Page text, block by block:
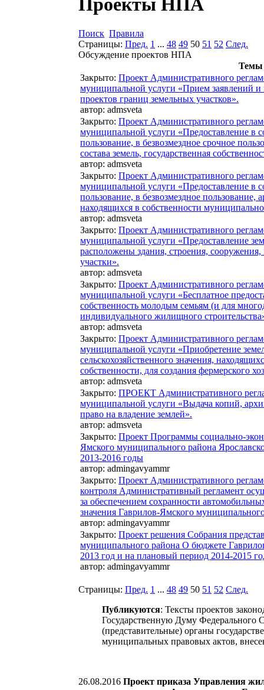
Проекты НПА
Поиск Правила
Страницы: Пред. 1 ... 48 49 50 51 52 След.
Обсуждение проектов НПА
Темы
Закрыто: Проект Административного
муниципальной услуги «Прием заявлений и
проектов границ земельных участков».
автор: admsveta
Закрыто: Проект Административного
муниципальной услуги «Предоставление в
пользование, в безвозмездное срочное
состава земель, государственная
автор: admsveta
Закрыто: Проект Административного
муниципальной услуги «Предоставление в
пользование, в безвозмездное пользование,
находящихся в собственности
автор: admsveta
Закрыто: Проект Административного
муниципальной услуги «Предоставление
расположены здания, строения,
участки».
автор: admsveta
Закрыто: Проект Административного
муниципальной услуги «Бесплатное
собственность молодым семьям (и для
индивидуального жилищного
автор: admsveta
Закрыто: Проект Административного
муниципальной услуги «Приобретение
сельскохозяйственного значения,
собственности, для создания фермерского
автор: admsveta
Закрыто: ПРОЕКТ Административного
муниципальной услуги «Выдача копий,
право на владение землей».
автор: admsveta
Закрыто: Проект Программы социально-
Ямского муниципального района
2013-2016 годы
автор: admingavyammr
Закрыто: Проект Административного
контроля Административный регламент
за обеспечением сохранности
значения Гаврилов-Ямского
автор: admingavyammr
Закрыто: Проект решения Собрания
муниципального района О бюджете
2013 год и на плановый период 2014-2015
автор: admingavyammr
Страницы: Пред. 1 ... 48 49 50 51 52 След.
Публикуются: Тексты проектов
Государственную Думу Федерального
(представительные) органы
муниципальных правовых актов,
26.08.2016 Проект приказа Управления